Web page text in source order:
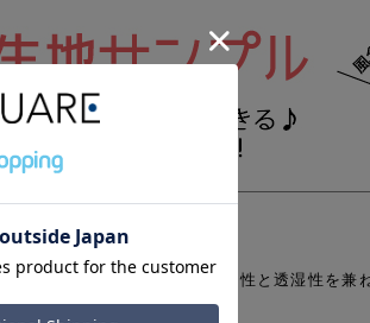
エコペット(R))」と、 撥水性と透湿性を兼